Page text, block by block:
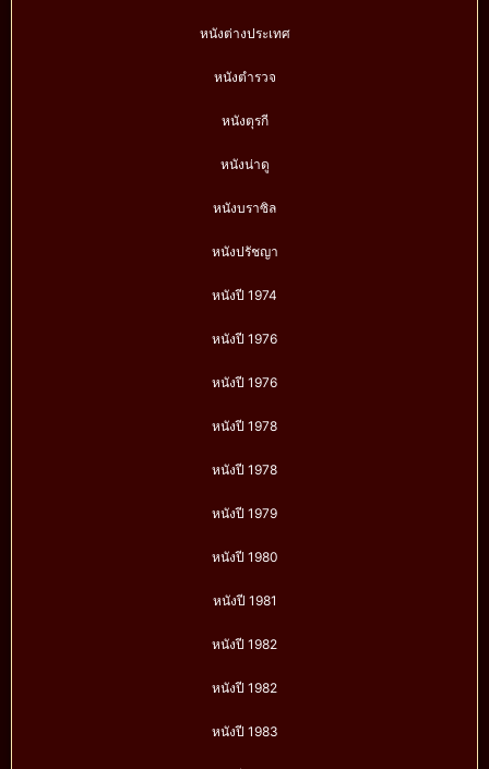
หนังต่างประเทศ
หนังตำรวจ
หนังตุรกี
หนังน่าดู
หนังบราซิล
หนังปรัชญา
หนังปี 1974
หนังปี 1976
หนังปี 1976
หนังปี 1978
หนังปี 1978
หนังปี 1979
หนังปี 1980
หนังปี 1981
หนังปี 1982
หนังปี 1982
หนังปี 1983